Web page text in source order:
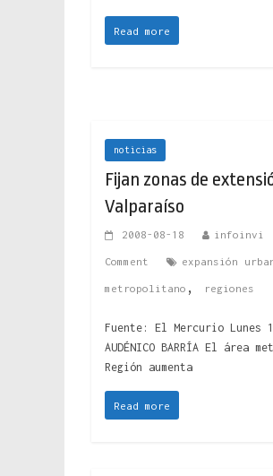
Read more
noticias
Fijan zonas de
Valparaíso
2008-08-18 infoinvi
Comment expansión
metropolitano , regiones
Fuente: El Mercurio Lunes
AUDÉNICO BARRÍA El área
Región aumenta
Read more